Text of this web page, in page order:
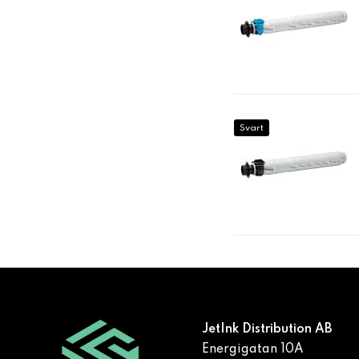
Svart
JetInk Distribution AB
Energigatan 10A